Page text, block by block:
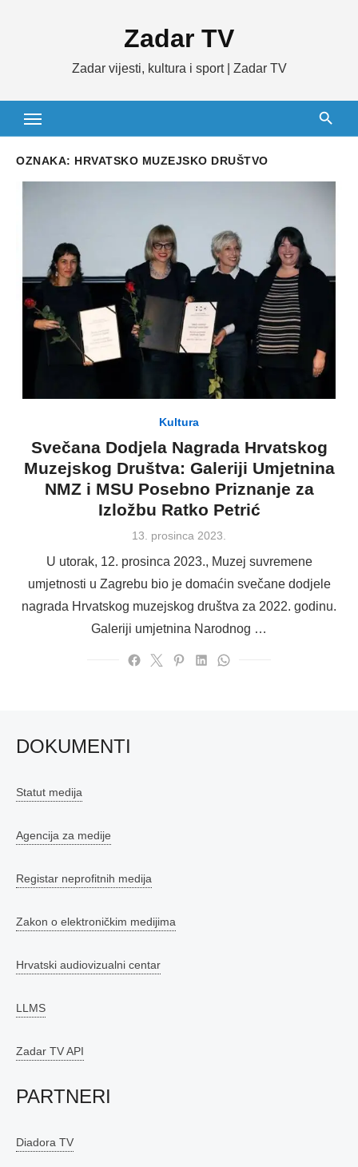
Zadar TV
Zadar vijesti, kultura i sport | Zadar TV
OZNAKA: HRVATSKO MUZEJSKO DRUŠTVO
Kultura
Svečana Dodjela Nagrada Hrvatskog
Muzejskog Društva: Galeriji Umjetnina
NMZ i MSU Posebno Priznanje za
Izložbu Ratko Petrić
Posted
13. prosinca 2023.
U utorak, 12. prosinca 2023., Muzej suvremene
umjetnosti u Zagrebu bio je domaćin svečane dodjele
nagrada Hrvatskog muzejskog društva za 2022. godinu.
Galeriji umjetnina Narodnog …
DOKUMENTI
Statut medija
Agencija za medije
Registar neprofitnih medija
Zakon o elektroničkim medijima
Hrvatski audiovizualni centar
LLMS
Zadar TV API
PARTNERI
Diadora TV